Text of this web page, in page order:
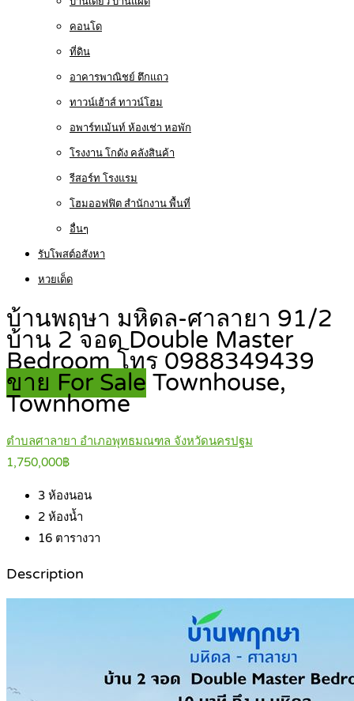
คอนโด
ที่ดิน
อาคารพาณิชย์ ตึกแถว
ทาวน์เฮ้าส์ ทาวน์โฮม
อพาร์ทเม้นท์ ห้องเช่า หอพัก
โรงงาน โกดัง คลังสินค้า
รีสอร์ท โรงแรม
โฮมออฟฟิต สำนักงาน พื้นที่
อื่นๆ
รับโพสต์อสังหา
หวยเด็ด
บ้านพฤษา มหิดล-ศาลายา 91/2
บ้าน 2 จอด Double Master
Bedroom โทร 0988349439
ขาย For Sale Townhouse,
Townhome
ตำบลศาลายา อำเภอพุทธมณฑล จังหวัดนครปฐม
1,750,000฿
3 ห้องนอน
2 ห้องน้ำ
16 ตารางวา
Description